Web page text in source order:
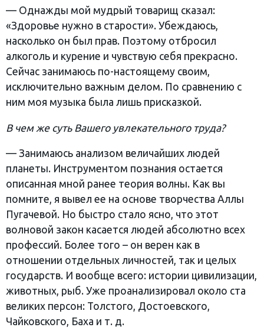
— Однажды мой мудрый товарищ сказал:
«Здоровье нужно в старости». Убеждаюсь,
насколько он был прав. Поэтому отбросил
алкоголь и курение и чувствую себя прекрасно.
Сейчас занимаюсь по-настоящему своим,
исключительно важным делом. По сравнению с
ним моя музыка была лишь присказкой.
В чем же суть Вашего увлекательного труда?
— Занимаюсь анализом величайших людей
планеты. Инструментом познания остается
описанная мной ранее теория волны. Как вы
помните, я вывел ее на основе творчества Аллы
Пугачевой. Но быстро стало ясно, что этот
волновой закон касается людей абсолютно всех
профессий. Более того – он верен как в
отношении отдельных личностей, так и целых
государств. И вообще всего: истории цивилизации,
животных, рыб. Уже проанализировал около ста
великих персон: Толстого, Достоевского,
Чайковского, Баха и т. д.